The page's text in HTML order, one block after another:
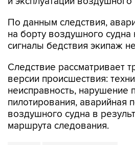
По данным следствия,
на борту воздушного судна
сигналы бедствия экипаж
Следствие рассматривает
версии происшествия:
неисправность, нарушение
пилотирования, аварийная
воздушного судна в
маршрута следования.